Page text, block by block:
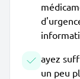
ayez
un peu